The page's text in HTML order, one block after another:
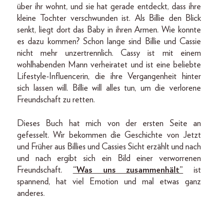
über ihr wohnt, und sie hat gerade entdeckt, dass ihre
kleine Tochter verschwunden ist. Als Billie den Blick
senkt, liegt dort das Baby in ihren Armen. Wie konnte
es dazu kommen? Schon lange sind Billie und Cassie
nicht mehr unzertrennlich. Cassy ist mit einem
wohlhabenden Mann verheiratet und ist eine beliebte
Lifestyle-Influencerin, die ihre Vergangenheit hinter
sich lassen will. Billie will alles tun, um die verlorene
Freundschaft zu retten.
Dieses Buch hat mich von der ersten Seite an
gefesselt. Wir bekommen die Geschichte von Jetzt
und Früher aus Billies und Cassies Sicht erzählt und nach
und nach ergibt sich ein Bild einer verworrenen
Freundschaft. “Was uns zusammenhält” ist
spannend, hat viel Emotion und mal etwas ganz
anderes.